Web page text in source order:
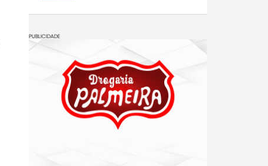
PUBLICIDADE